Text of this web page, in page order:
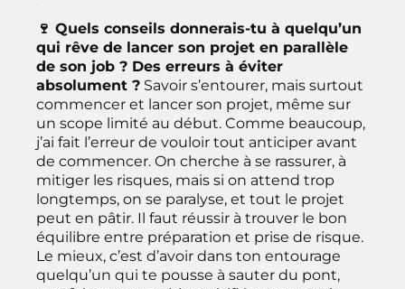
🍷 Quels conseils donnerais-tu à quelqu’un
qui rêve de lancer son projet en parallèle
de son job ? Des erreurs à éviter
absolument ? Savoir s’entourer, mais surtout
commencer et lancer son projet, même sur
un scope limité au début. Comme beaucoup,
j’ai fait l’erreur de vouloir tout anticiper avant
de commencer. On cherche à se rassurer, à
mitiger les risques, mais si on attend trop
longtemps, on se paralyse, et tout le projet
peut en pâtir. Il faut réussir à trouver le bon
équilibre entre préparation et prise de risque.
Le mieux, c’est d’avoir dans ton entourage
quelqu’un qui te pousse à sauter du pont,